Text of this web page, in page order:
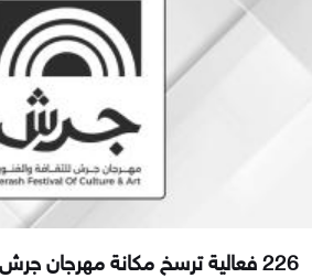
226 فعالية ترسخ مكانة مهرجان جرش منصة...